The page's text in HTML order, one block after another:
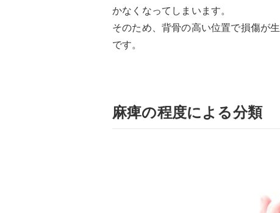
かなくなってしまいます。
そのため、背骨の高い位置で損傷が
です。
麻痺の程度による分類